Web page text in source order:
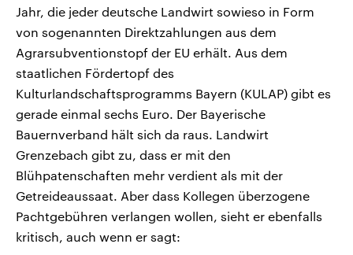
Jahr, die jeder deutsche Landwirt sowieso in Form
von sogenannten Direktzahlungen aus dem
Agrarsubventionstopf der EU erhält. Aus dem
staatlichen Fördertopf des
Kulturlandschaftsprogramms Bayern (KULAP) gibt es
gerade einmal sechs Euro. Der Bayerische
Bauernverband hält sich da raus. Landwirt
Grenzebach gibt zu, dass er mit den
Blühpatenschaften mehr verdient als mit der
Getreideaussaat. Aber dass Kollegen überzogene
Pachtgebühren verlangen wollen, sieht er ebenfalls
kritisch, auch wenn er sagt: